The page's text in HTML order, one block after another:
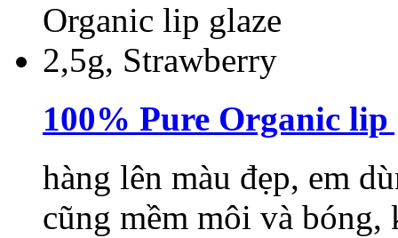
100% Pure Organic
hàng lên màu đẹp, em
cũng mềm môi và